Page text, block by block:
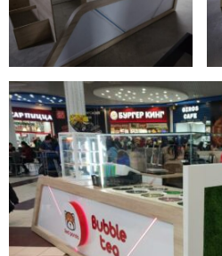
№
2
0
2
3
-
1
1
2